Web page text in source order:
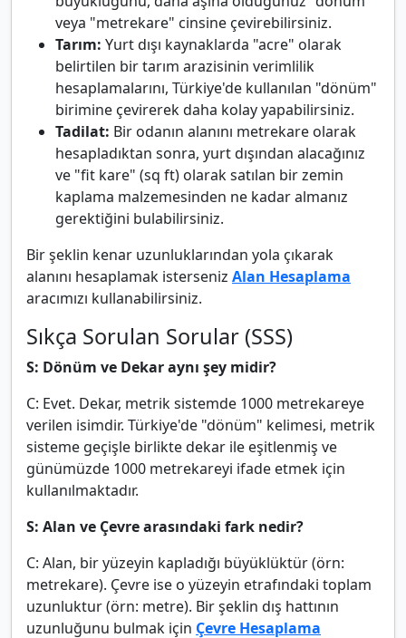
veya "metrekare" cinsine çevirebilirsiniz.
Tarım: Yurt dışı kaynaklarda "acre" olarak
belirtilen bir tarım arazisinin verimlilik
hesaplamalarını, Türkiye'de kullanılan "dönüm"
birimine çevirerek daha kolay yapabilirsiniz.
Tadilat: Bir odanın alanını metrekare olarak
hesapladıktan sonra, yurt dışından alacağınız
ve "fit kare" (sq ft) olarak satılan bir zemin
kaplama malzemesinden ne kadar almanız
gerektiğini bulabilirsiniz.
Bir şeklin kenar uzunluklarından yola çıkarak
alanını hesaplamak isterseniz Alan Hesaplama
aracımızı kullanabilirsiniz.
Sıkça Sorulan Sorular (SSS)
S: Dönüm ve Dekar aynı şey midir?
C: Evet. Dekar, metrik sistemde 1000 metrekareye
verilen isimdir. Türkiye'de "dönüm" kelimesi, metrik
sisteme geçişle birlikte dekar ile eşitlenmiş ve
günümüzde 1000 metrekareyi ifade etmek için
kullanılmaktadır.
S: Alan ve Çevre arasındaki fark nedir?
C: Alan, bir yüzeyin kapladığı büyüklüktür (örn:
metrekare). Çevre ise o yüzeyin etrafındaki toplam
uzunluktur (örn: metre). Bir şeklin dış hattının
uzunluğunu bulmak için Çevre Hesaplama